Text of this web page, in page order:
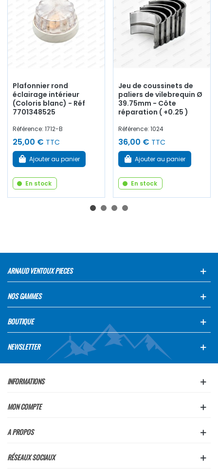
Plafonnier rond
éclairage intérieur
(Coloris blanc) - Réf
7701348525
Référence: 1712-B
25,00 € TTC
Ajouter au panier
En stock
Jeu de coussinets de
paliers de vilebrequin Ø
39.75mm - Côte
réparation ( +0.25 )
Référence: 1024
36,00 € TTC
Ajouter au panier
En stock
ARNAUD VENTOUX PIECES
NOS GAMMES
BOUTIQUE
NEWSLETTER
INFORMATIONS
MON COMPTE
A PROPOS
RÉSEAUX SOCIAUX